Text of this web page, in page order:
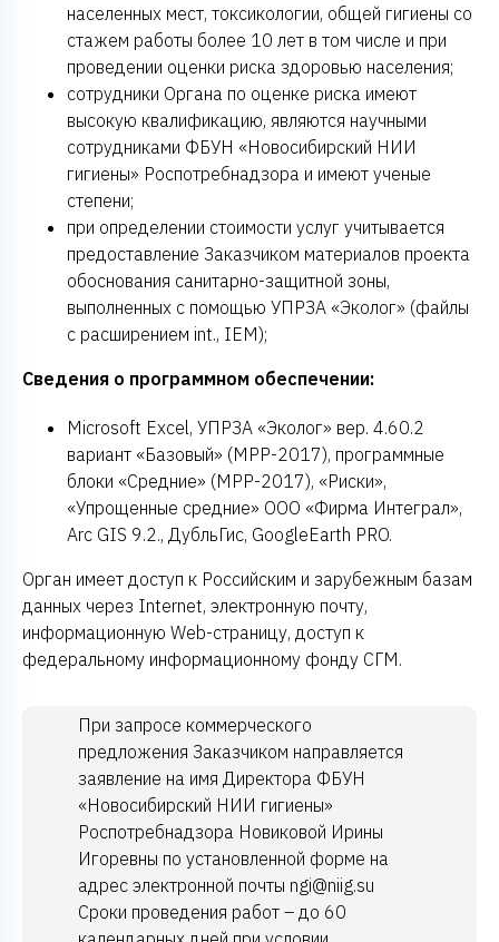
населенных мест, токсикологии, общей гигиены со
стажем работы более 10 лет в том числе и при
проведении оценки риска здоровью населения;
сотрудники Органа по оценке риска имеют
высокую квалификацию, являются научными
сотрудниками ФБУН «Новосибирский НИИ
гигиены» Роспотребнадзора и имеют ученые
степени;
при определении стоимости услуг учитывается
предоставление Заказчиком материалов проекта
обоснования санитарно-защитной зоны,
выполненных с помощью УПРЗА «Эколог» (файлы
с расширением int., IEM);
Сведения о программном обеспечении:
Microsoft Excel, УПРЗА «Эколог» вер. 4.60.2
вариант «Базовый» (МРР-2017), программные
блоки «Средние» (МРР-2017), «Риски»,
«Упрощенные средние» ООО «Фирма Интеграл»,
Arc GIS 9.2., ДубльГис, GoogleEarth PRO.
Орган имеет доступ к Российским и зарубежным базам
данных через Internet, электронную почту,
информационную Web-страницу, доступ к
федеральному информационному фонду СГМ.
При запросе коммерческого
предложения Заказчиком направляется
заявление на имя Директора ФБУН
«Новосибирский НИИ гигиены»
Роспотребнадзора Новиковой Ирины
Игоревны по установленной форме на
адрес электронной почты ngi@niig.su
Сроки проведения работ – до 60